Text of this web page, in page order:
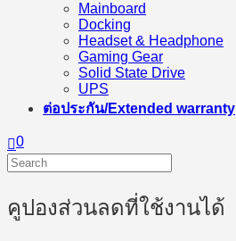
Mainboard
Docking
Headset & Headphone
Gaming Gear
Solid State Drive
UPS
ต่อประกัน/Extended warranty
0
คูปองส่วนลดที่ใช้งานได้